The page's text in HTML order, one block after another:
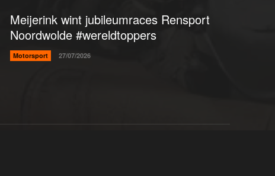
Meijerink wint jubileumraces Rensport
Noordwolde #wereldtoppers
Motorsport 27/07/2026